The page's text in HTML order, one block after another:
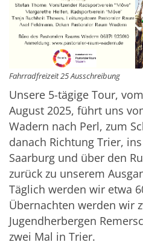
Fahrradfreizeit 25 Ausschreibung
Unsere 5-tägige Tour,
August 2025, führt uns
Wadern nach Perl, zum
danach Richtung Trier,
Saarburg und über den
zurück zu unserem
Täglich werden wir etwa
Übernachten werden wir
Jugendherbergen
zwei Mal in Trier.